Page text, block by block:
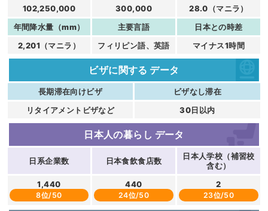
102,250,000
300,000
28.0（マニラ）
年間降水量（mm）
主要言語
日本との時差
2,201（マニラ）
フィリピン語、英語 マイナス1時間
ビザに関する データ
長期滞在向けビザ
ビザなし滞在
リタイアメントビザなど
30日以内
日本人の暮らし データ
日系企業数 日本食飲食店数
日本人学校（補習校
含む）
1,440
8位/50
440
24位/50
2
23位/50